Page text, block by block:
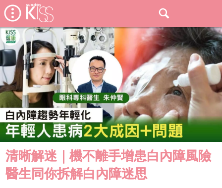
清晰解迷｜機不離手增患白內障風險
醫生同你拆解白內障迷思